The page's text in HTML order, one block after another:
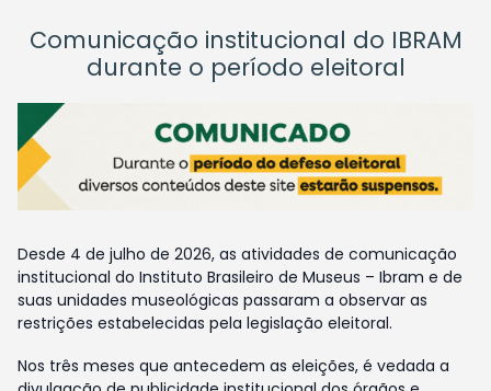
Comunicação institucional do IBRAM
durante o período eleitoral
Desde 4 de julho de 2026, as atividades de comunicação
institucional do Instituto Brasileiro de Museus – Ibram e de
suas unidades museológicas passaram a observar as
restrições estabelecidas pela legislação eleitoral.
Nos três meses que antecedem as eleições, é vedada a